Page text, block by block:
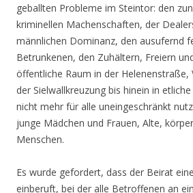
geballten Probleme im Steintor: den
kriminellen Machenschaften, der
männlichen Dominanz, den ausufernd
Betrunkenen, den Zuhältern, Freiern
öffentliche Raum in der Helenenstraße,
der Sielwallkreuzung bis hinein in
nicht mehr für alle uneingeschränkt
junge Mädchen und Frauen, Alte,
Menschen.
Es wurde gefordert, dass der Beirat
einberuft, bei der alle Betroffenen an